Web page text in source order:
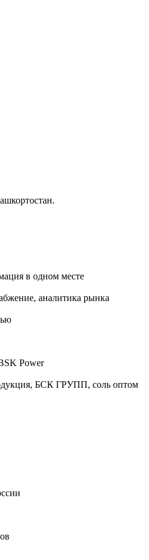
в одном месте
аналитика рынка
Power
БСК ГРУПП, соль оптом